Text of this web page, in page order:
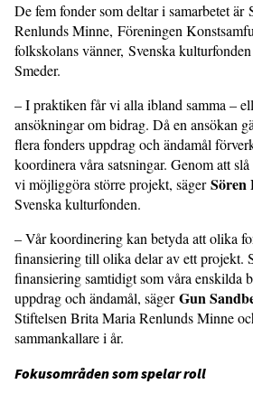
De fem fonder som deltar i samarbetet
Renlunds Minne, Föreningen
folkskolans vänner, Svenska
Smeder.
– I praktiken får vi alla ibland samma –
ansökningar om bidrag. Då en ansökan
flera fonders uppdrag och ändamål
koordinera våra satsningar. Genom att
vi möjliggöra större projekt, säger
Svenska kulturfonden.
– Vår koordinering kan betyda att olika
finansiering till olika delar av ett projekt.
finansiering samtidigt som våra enskilda
uppdrag och ändamål, sägerGun
Stiftelsen Brita Maria Renlunds Minne
sammankallare i år.
Fokusområden som spelar roll